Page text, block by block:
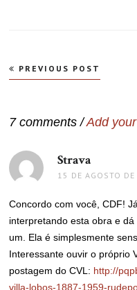
Navegação
de
PREVIOUS POST
7 comments /Add
Strava
15 DE AGOSTO
Concordo com você, CDF!
interpretando esta obra e
um. Ela é simplesmente
Interessante ouvir o próprio
postagem do CVL: http://
villa-lobos-1887-1959-